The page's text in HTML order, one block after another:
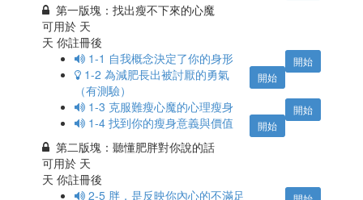
第一版塊：找出瘦不下來的心魔
可用於 天
天 你註冊後
開始
1-1 自我概念決定了你的身形
開始
1-2 為減肥長出被討厭的勇氣
（有測驗）
開始
1-3 克服難瘦心魔的心理瘦身
開始
1-4 找到你的瘦身意義與價值
第二版塊：聽懂肥胖對你說的話
可用於 天
天 你註冊後
2-5 胖，是反映你內心的不滿足